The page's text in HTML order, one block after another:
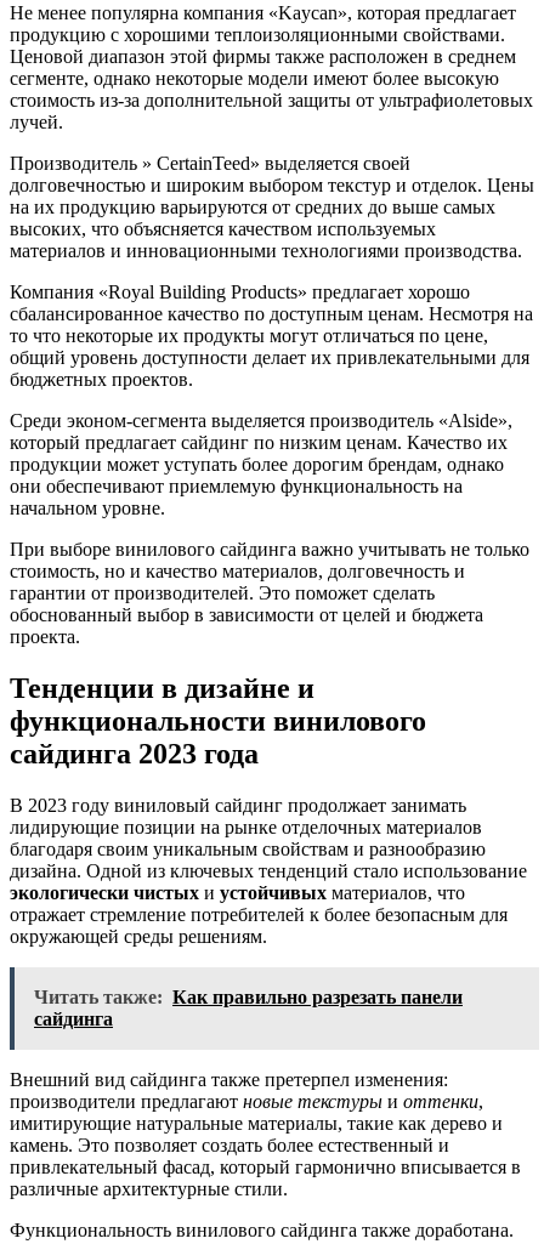
Не менее популярна компания «Kaycan», которая предлагает
продукцию с хорошими теплоизоляционными свойствами.
Ценовой диапазон этой фирмы также расположен в среднем
сегменте, однако некоторые модели имеют более высокую
стоимость из-за дополнительной защиты от ультрафиолетовых
лучей.
Производитель » CertainTeed» выделяется своей
долговечностью и широким выбором текстур и отделок. Цены
на их продукцию варьируются от средних до выше самых
высоких, что объясняется качеством используемых
материалов и инновационными технологиями производства.
Компания «Royal Building Products» предлагает хорошо
сбалансированное качество по доступным ценам. Несмотря на
то что некоторые их продукты могут отличаться по цене,
общий уровень доступности делает их привлекательными для
бюджетных проектов.
Среди эконом-сегмента выделяется производитель «Alside»,
который предлагает сайдинг по низким ценам. Качество их
продукции может уступать более дорогим брендам, однако
они обеспечивают приемлемую функциональность на
начальном уровне.
При выборе винилового сайдинга важно учитывать не только
стоимость, но и качество материалов, долговечность и
гарантии от производителей. Это поможет сделать
обоснованный выбор в зависимости от целей и бюджета
проекта.
Тенденции в дизайне и
функциональности винилового
сайдинга 2023 года
В 2023 году виниловый сайдинг продолжает занимать
лидирующие позиции на рынке отделочных материалов
благодаря своим уникальным свойствам и разнообразию
дизайна. Одной из ключевых тенденций стало использование
экологически чистых и устойчивых материалов, что
отражает стремление потребителей к более безопасным для
окружающей среды решениям.
Читать также: Как правильно разрезать панели
сайдинга
Внешний вид сайдинга также претерпел изменения:
производители предлагают новые текстуры и оттенки,
имитирующие натуральные материалы, такие как дерево и
камень. Это позволяет создать более естественный и
привлекательный фасад, который гармонично вписывается в
различные архитектурные стили.
Функциональность винилового сайдинга также доработана.